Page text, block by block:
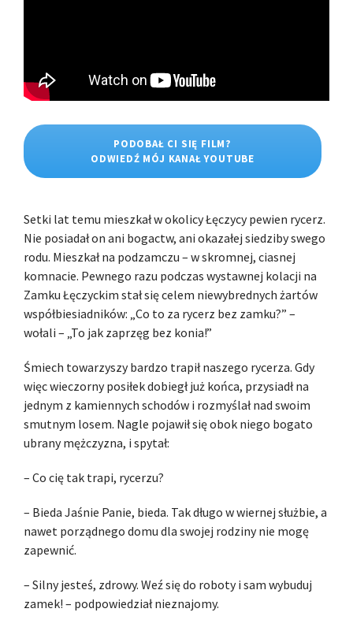
PODOBAŁ CI SIĘ FILM?
ODWIEDŹ MÓJ KANAŁ YOUTUBE
Setki lat temu mieszkał w okolicy Łęczycy pewien rycerz.
Nie posiadał on ani bogactw, ani okazałej siedziby swego
rodu. Mieszkał na podzamczu – w skromnej, ciasnej
komnacie. Pewnego razu podczas wystawnej kolacji na
Zamku Łęczyckim stał się celem niewybrednych żartów
współbiesiadników: „Co to za rycerz bez zamku?” –
wołali – „To jak zaprzęg bez konia!”
Śmiech towarzyszy bardzo trapił naszego rycerza. Gdy
więc wieczorny posiłek dobiegł już końca, przysiadł na
jednym z kamiennych schodów i rozmyślał nad swoim
smutnym losem. Nagle pojawił się obok niego bogato
ubrany mężczyzna, i spytał:
– Co cię tak trapi, rycerzu?
– Bieda Jaśnie Panie, bieda. Tak długo w wiernej służbie, a
nawet porządnego domu dla swojej rodziny nie mogę
zapewnić.
– Silny jesteś, zdrowy. Weź się do roboty i sam wybuduj
zamek! – podpowiedział nieznajomy.